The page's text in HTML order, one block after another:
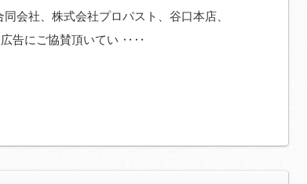
会社、株式会社プロパスト、谷口本店、
広告にご協賛頂いてい ‥‥